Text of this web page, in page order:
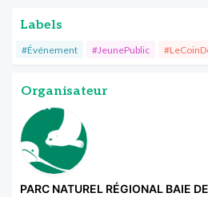
Labels
#Événement #JeunePublic
Organisateur
PARC NATUREL RÉGIONAL BAIE